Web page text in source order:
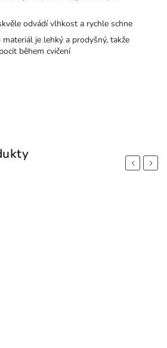
odvádí vlhkost a rychle schne
materiál je lehký a prodyšný, takže
během cvičení
PreviousNext